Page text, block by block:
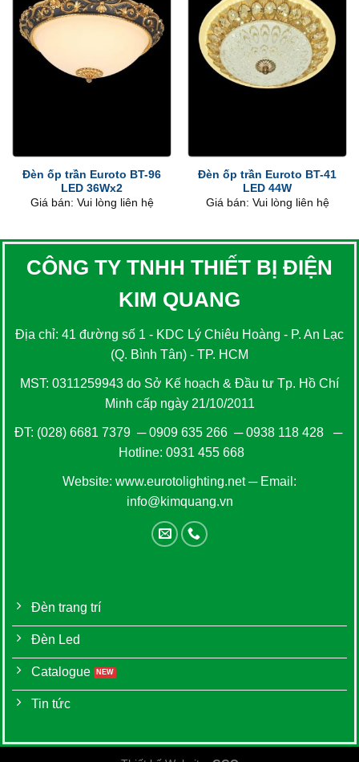
Đèn ốp trần Euroto BT-96
LED 36Wx2
Giá bán: Vui lòng liên hệ
Đèn ốp trần Euroto BT-41
LED 44W
Giá bán: Vui lòng liên hệ
CÔNG TY TNHH THIẾT BỊ ĐIỆN
KIM QUANG
Địa chỉ: 41 đường số 1 - KDC Lý Chiêu Hoàng - P. An Lạc
(Q. Bình Tân) - TP. HCM
MST: 0311259943 do Sở Kế hoạch & Đầu tư Tp. Hồ Chí
Minh cấp ngày 21/10/2011
ĐT: (028) 6681 7379 ─0909 635 266─0938 118 428─
Hotline: 0931 455 668
Website: www.eurotolighting.net─ Email:
info@kimquang.vn
Đèn trang trí
Đèn Led
Catalogue
Tin tức